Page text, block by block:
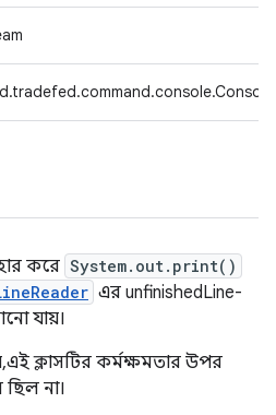
করে System.out.print()
এর unfinishedLine-
যায়।
এই ক্লাসটির কর্মক্ষমতার উপর
না।